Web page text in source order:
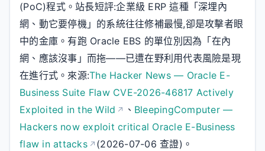
(PoC)程式。站長短評:企業級 ERP 這種「深埋內
網、動它要停機」的系統往往修補最慢,卻是攻擊者眼
中的金庫。有跑 Oracle EBS 的單位別因為「在內
網、應該沒事」而拖——已遭在野利用代表風險是現
在進行式。來源:The Hacker News — Oracle E-
Business Suite Flaw CVE-2026-46817 Actively
Exploited in the Wild
、 BleepingComputer —
Hackers now exploit critical Oracle E-Business
flaw in attacks
(2026-07-06 查證)。